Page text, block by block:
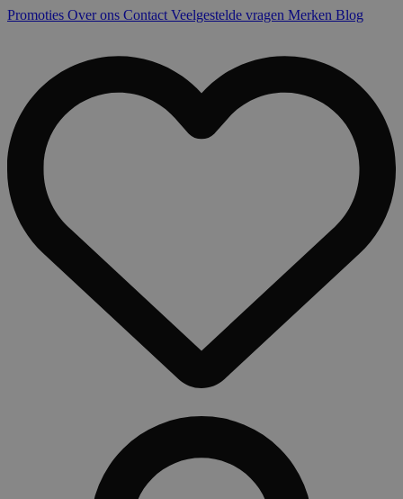
Promoties Over ons Contact Veelgestelde vragen Merken Blog